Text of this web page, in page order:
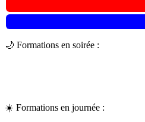
🌙 Formations en soirée :
☀️ Formations en journée :